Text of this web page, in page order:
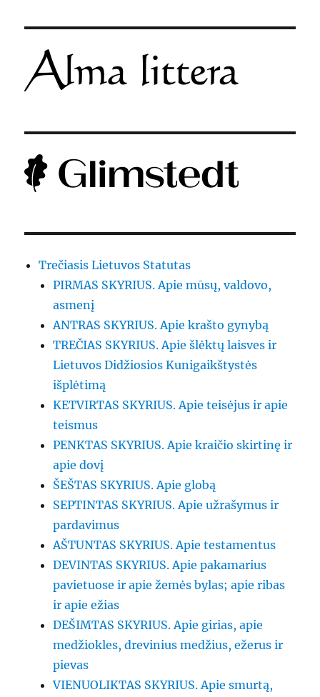
Trečiasis Lietuvos Statutas
PIRMAS SKYRIUS. Apie mūsų, valdovo,
asmenį
ANTRAS SKYRIUS. Apie krašto gynybą
TREČIAS SKYRIUS. Apie šlėktų laisves ir
Lietuvos Didžiosios Kunigaikštystės
išplėtimą
KETVIRTAS SKYRIUS. Apie teisėjus ir apie
teismus
PENKTAS SKYRIUS. Apie kraičio skirtinę ir
apie dovį
ŠEŠTAS SKYRIUS. Apie globą
SEPTINTAS SKYRIUS. Apie užrašymus ir
pardavimus
AŠTUNTAS SKYRIUS. Apie testamentus
DEVINTAS SKYRIUS. Apie pakamarius
pavietuose ir apie žemės bylas; apie ribas
ir apie ežias
DEŠIMTAS SKYRIUS. Apie girias, apie
medžiokles, drevinius medžius, ežerus ir
pievas
VIENUOLIKTAS SKYRIUS. Apie smurtą,